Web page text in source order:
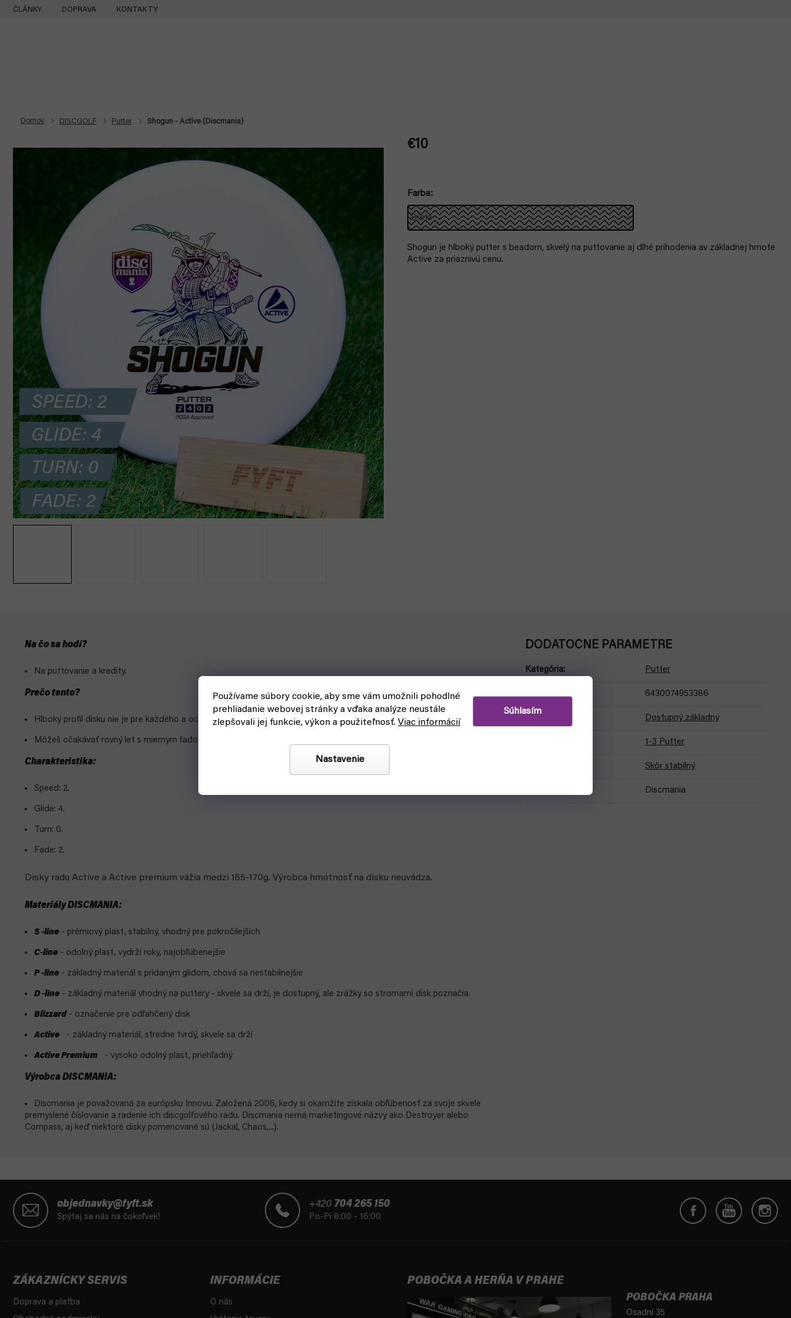
Používame súbory cookie, aby sme vám umožnili pohodlné
prehliadanie webovej stránky a vďaka analýze neustále
zlepšovali jej funkcie, výkon a použiteľnosť. Viac informácií
Nastavenie
Súhlasím
Prejsť
ČLÁNKY DOPRAVA KONTAKTY
Domov DISCGOLF Putter Shogun - Active (Discmania)
€10
Farba
Shogun je hlboký putter s beadom, skvelý na puttovanie aj dlhé prihodenia av základnej hmote
Active za priaznivú cenu.
Na čo sa hodí?
Na puttovanie a kredity.
Prečo tento?
Hlboký profil disku nie je pre každého a ocenia hlavne hráči s väčšími rukami.
Môžeš očakávať rovný let s miernym fadom na konci a zvládne aj nejaký ten vietor.
Charakteristika:
Speed: 2.
Glide: 4.
Turn: 0.
Fade: 2.
Disky radu Active a Active premium vážia medzi 165-170g. Výrobca hmotnosť na disku neuvádza.
Materiály DISCMANIA:
S -line - prémiový plast, stabilný, vhodný pre pokročilejších
C-line - odolný plast, vydrží roky, najobľúbenejšie
P-line - základný materiál s pridaným glidom, chová sa nestabilnejšie
D -line - základný materiál vhodný na puttery - skvele sa drží, je dostupný, ale zrážky so stromami disk poznačia.
Blizzard - označenie pre odľahčený disk
Active - základný materiál, stredne tvrdý, skvele sa drží
Active Premium - vysoko odolný plast, priehľadný
Výrobca DISCMANIA:
Discmania je považovaná za európsku Innovu. Založená 2006, kedy si okamžite získala obľúbenosť za svoje skvele
premyslené číslovanie a radenie ich discgolfového radu. Discmania nemá marketingové názvy ako Destroyer alebo
Compass, aj keď niektoré disky pomenované sú (Jackal, Chaos,...).
DODATOČNÉ PARAMETRE
Kategória: Putter
EAN: 6430074953386
Dostupný základný
1-3 Putter
Skôr stabilný
Discmania
objednavky@fyft.sk
Spýtaj sa nás na čokoľvek!
+420 704 265 150
Po-Pi 8:00 - 16:00
ZÁKAZNÍCKY SERVIS
Doprava a platba
INFORMÁCIE
O nás
POBOČKA A HERŇA V PRAHE
POBOČKA PRAHA
Osadní 35